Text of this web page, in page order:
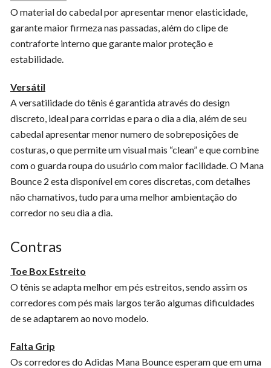
O material do cabedal por apresentar menor elasticidade,
garante maior firmeza nas passadas, além do clipe de
contraforte interno que garante maior proteção e
estabilidade.
Versátil
A versatilidade do tênis é garantida através do design
discreto, ideal para corridas e para o dia a dia, além de seu
cabedal apresentar menor numero de sobreposições de
costuras, o que permite um visual mais “clean” e que combine
com o guarda roupa do usuário com maior facilidade. O Mana
Bounce 2 esta disponível em cores discretas, com detalhes
não chamativos, tudo para uma melhor ambientação do
corredor no seu dia a dia.
Contras
Toe Box Estreito
O tênis se adapta melhor em pés estreitos, sendo assim os
corredores com pés mais largos terão algumas dificuldades
de se adaptarem ao novo modelo.
Falta Grip
Os corredores do Adidas Mana Bounce esperam que em uma